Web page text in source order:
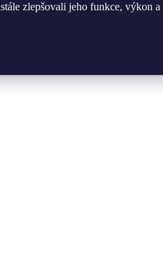
zlepšovali jeho funkce, výkon a